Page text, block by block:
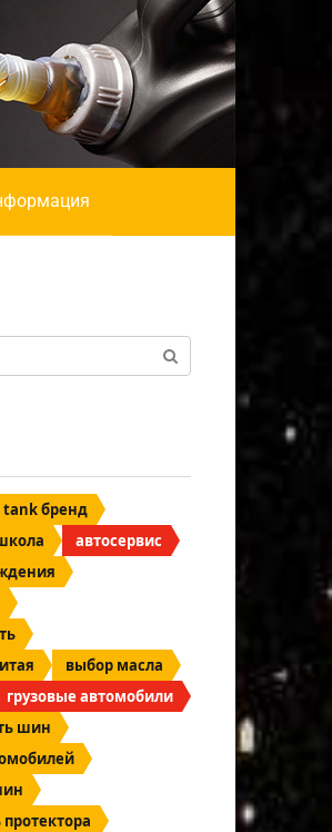
tank бренд
автосервис
выбор масла
грузовые автомобили
шин